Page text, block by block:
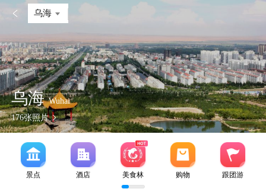
 乌海
乌海Wuhai
176张照片
景点 酒店 美食林 购物 跟团游